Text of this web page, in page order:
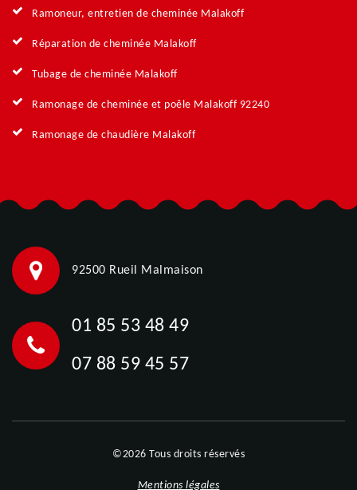
Ramoneur, entretien de cheminée Malakoff
Réparation de cheminée Malakoff
Tubage de cheminée Malakoff
Ramonage de cheminée et poêle Malakoff 92240
Ramonage de chaudière Malakoff
92500 Rueil Malmaison
01 85 53 48 49
07 88 59 45 57
©2026 Tous droits réservés
Mentions légales